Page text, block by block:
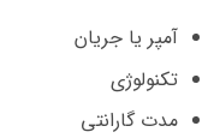
آمپر یا جریان
تکنولوژی
مدت گارانتی